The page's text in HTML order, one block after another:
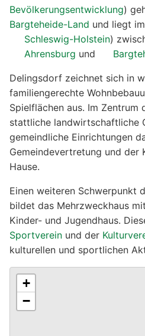
Bevölkerungsentwicklung)
Bargteheide-Land und liegt im
Schleswig-Holstein)
Ahrensburg und
Delingsdorf zeichnet sich in
familiengerechte
Spielflächen aus. Im Zentrum
stattliche landwirtschaftliche
gemeindliche Einrichtungen
Gemeindevertretung und der
Hause.
Einen weiteren Schwerpunkt
bildet das Mehrzweckhaus
Kinder- und Jugendhaus.
Sportverein und der
kulturellen und sportlichen
+
−